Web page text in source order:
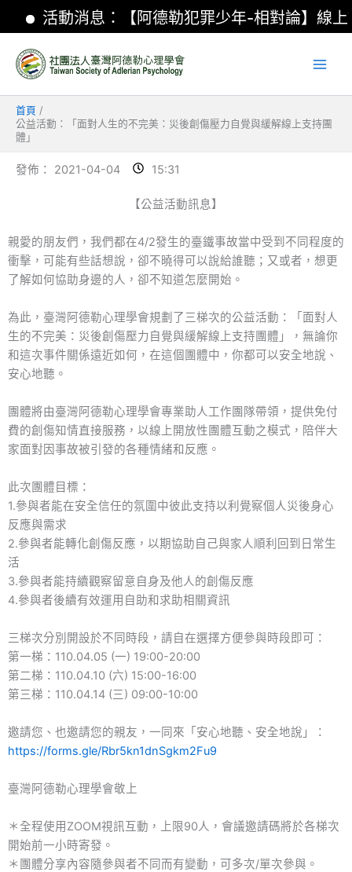
活動消息：【阿德勒犯罪少年-相對論】線上
首頁
公益活動：「面對人生的不完美：災後創傷壓力自覺與緩解線上支持團
體」
發佈： 2021-04-04 15:31
【公益活動訊息】
親愛的朋友們，我們都在4/2發生的臺鐵事故當中受到不同程度的
衝擊，可能有些話想說，卻不曉得可以說給誰聽；又或者，想更
了解如何協助身邊的人，卻不知道怎麼開始。
為此，臺灣阿德勒心理學會規劃了三梯次的公益活動：「面對人
生的不完美：災後創傷壓力自覺與緩解線上支持團體」，無論你
和這次事件關係遠近如何，在這個團體中，你都可以安全地說、
安心地聽。
團體將由臺灣阿德勒心理學會專業助人工作團隊帶領，提供免付
費的創傷知情直接服務，以線上開放性團體互動之模式，陪伴大
家面對因事故被引發的各種情緒和反應。
此次團體目標：
1.參與者能在安全信任的氛圍中彼此支持以利覺察個人災後身心
反應與需求
2.參與者能轉化創傷反應，以期協助自己與家人順利回到日常生
活
3.參與者能持續觀察留意自身及他人的創傷反應
4.參與者後續有效運用自助和求助相關資訊
三梯次分別開設於不同時段，請自在選擇方便參與時段即可：
第一梯：110.04.05 (一) 19:00-20:00
第二梯：110.04.10 (六) 15:00-16:00
第三梯：110.04.14 (三) 09:00-10:00
邀請您、也邀請您的親友，一同來「安心地聽、安全地說」：
https://forms.gle/Rbr5kn1dnSgkm2Fu9
臺灣阿德勒心理學會敬上
＊全程使用ZOOM視訊互動，上限90人，會議邀請碼將於各梯次
開始前一小時寄發。
＊團體分享內容隨參與者不同而有變動，可多次/單次參與。